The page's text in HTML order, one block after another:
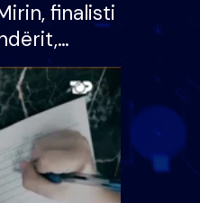
finalisti
divorci